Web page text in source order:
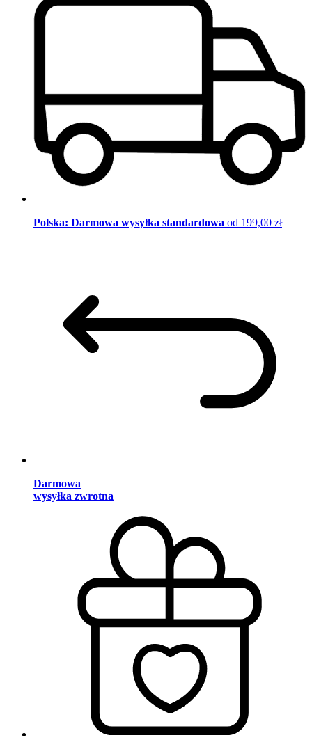
Polska: Darmowa wysyłka standardowa od 199,00 zł
Darmowa
wysyłka zwrotna